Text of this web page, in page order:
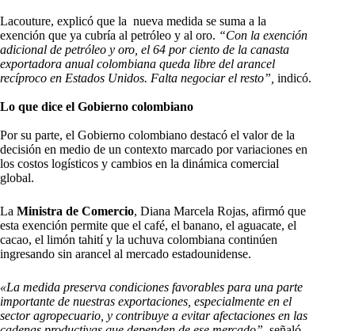
Lacouture, explicó que la nueva medida se suma a la
exención que ya cubría al petróleo y al oro. “Con la exención
adicional de petróleo y oro, el 64 por ciento de la canasta
exportadora anual colombiana queda libre del arancel
recíproco en Estados Unidos. Falta negociar el resto”, indicó.
Lo que dice el Gobierno colombiano
Por su parte, el Gobierno colombiano destacó el valor de la
decisión en medio de un contexto marcado por variaciones en
los costos logísticos y cambios en la dinámica comercial
global.
La Ministra de Comercio, Diana Marcela Rojas, afirmó que
esta exención permite que el café, el banano, el aguacate, el
cacao, el limón tahití y la uchuva colombiana continúen
ingresando sin arancel al mercado estadounidense.
«La medida preserva condiciones favorables para una parte
importante de nuestras exportaciones, especialmente en el
sector agropecuario, y contribuye a evitar afectaciones en las